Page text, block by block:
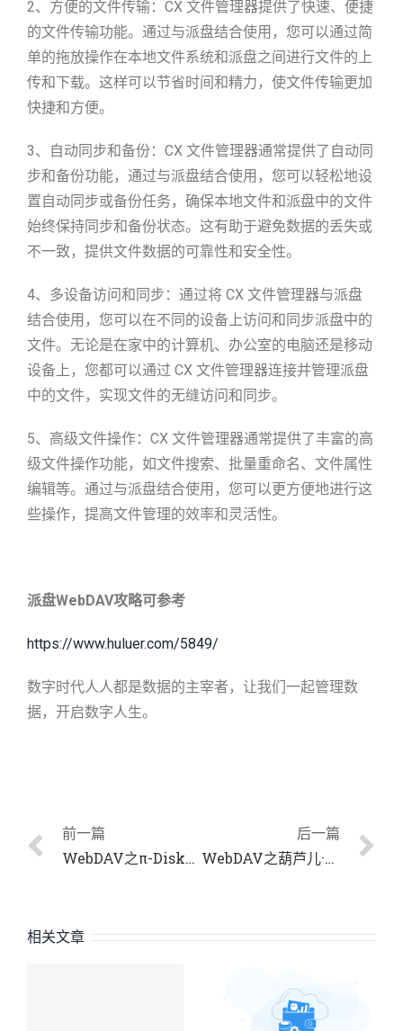
2、方便的文件传输：CX 文件管理器提供了快速、便捷
的文件传输功能。通过与派盘结合使用，您可以通过简
单的拖放操作在本地文件系统和派盘之间进行文件的上
传和下载。这样可以节省时间和精力，使文件传输更加
快捷和方便。
3、自动同步和备份：CX 文件管理器通常提供了自动同
步和备份功能，通过与派盘结合使用，您可以轻松地设
置自动同步或备份任务，确保本地文件和派盘中的文件
始终保持同步和备份状态。这有助于避免数据的丢失或
不一致，提供文件数据的可靠性和安全性。
4、多设备访问和同步：通过将 CX 文件管理器与派盘
结合使用，您可以在不同的设备上访问和同步派盘中的
文件。无论是在家中的计算机、办公室的电脑还是移动
设备上，您都可以通过 CX 文件管理器连接并管理派盘
中的文件，实现文件的无缝访问和同步。
5、高级文件操作：CX 文件管理器通常提供了丰富的高
级文件操作功能，如文件搜索、批量重命名、文件属性
编辑等。通过与派盘结合使用，您可以更方便地进行这
些操作，提高文件管理的效率和灵活性。
派盘WebDAV攻略可参考
https://www.huluer.com/5849/
数字时代人人都是数据的主宰者，让我们一起管理数
据，开启数字人生。
前一篇
WebDAV之π-Disk派盘+可达漫画
后一篇
WebDAV之葫芦儿·派盘+格间日记
相关文章